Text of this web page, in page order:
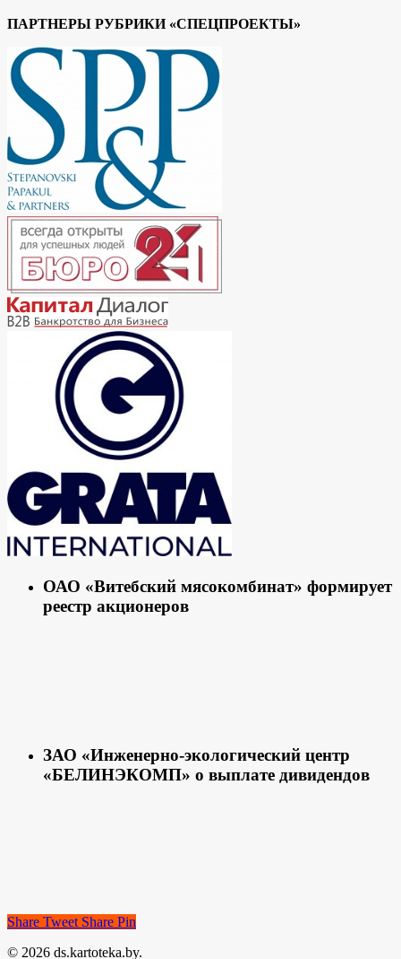
ПАРТНЕРЫ РУБРИКИ «СПЕЦПРОЕКТЫ»
ОАО «Витебский мясокомбинат» формирует
реестр акционеров
ЗАО «Инженерно-экологический центр
«БЕЛИНЭКОМП» о выплате дивидендов
Share Tweet Share Pin
© 2026 ds.kartoteka.by.